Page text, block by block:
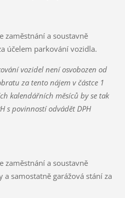
zaměstnání a soustavně
účelem parkování vozidla.
vozidel není osvobozen od
za tento nájem v částce 1
kalendářních měsíců by se tak
s povinností odvádět DPH
zaměstnání a soustavně
samostatně garážová stání za